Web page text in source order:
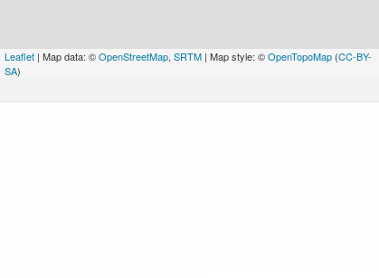
Leaflet | Map data: ©OpenStreetMap, SRTM | Map style: ©OpenTopoMap (CC-BY-
SA)